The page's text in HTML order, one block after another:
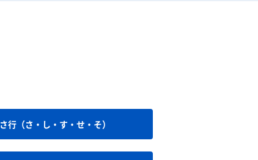
さ行（さ・し・す・せ・そ）